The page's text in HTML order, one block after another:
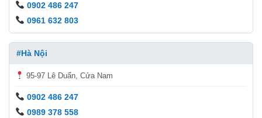
0902 486 247
0961 632 803
#Hà Nội
95-97 Lê Duẩn, Cửa Nam
0902 486 247
0989 378 558